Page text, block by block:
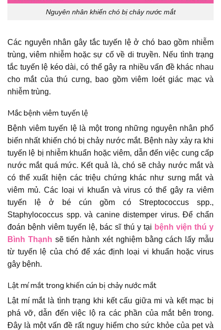
Nguyên nhân khiến chó bị chảy nước mắt
Các nguyên nhân gây tắc tuyến lệ ở chó bao gồm nhiễm
trùng, viêm nhiễm hoặc sự cố về di truyền. Nếu tình trạng
tắc tuyến lệ kéo dài, có thể gây ra nhiều vấn đề khác nhau
cho mắt của thú cưng, bao gồm viêm loét giác mạc và
nhiễm trùng.
Mắc bệnh viêm tuyến lệ
Bệnh viêm tuyến lệ là một trong những nguyên nhân phổ
biến nhất khiến chó bị chảy nước mắt. Bệnh này xảy ra khi
tuyến lệ bị nhiễm khuẩn hoặc viêm, dẫn đến việc cung cấp
nước mắt quá mức. Kết quả là, chó sẽ chảy nước mắt và
có thể xuất hiện các triệu chứng khác như sưng mắt và
viêm mủ. Các loại vi khuẩn và virus có thể gây ra viêm
tuyến lệ ở bé cún gồm có Streptococcus spp.,
Staphylococcus spp. và canine distemper virus. Để chẩn
đoán bệnh viêm tuyến lệ, bác sĩ thú y tại bệnh viện thú y
Bình Thạnh sẽ tiến hành xét nghiệm bằng cách lấy mẫu
từ tuyến lệ của chó để xác định loại vi khuẩn hoặc virus
gây bệnh.
Lật mí mắt trong khiến cún bị chảy nước mắt
Lật mí mắt là tình trạng khi kết cấu giữa mi và kết mạc bị
phá vỡ, dẫn đến việc lộ ra các phần của mắt bên trong.
Đây là một vấn đề rất nguy hiểm cho sức khỏe của pet và